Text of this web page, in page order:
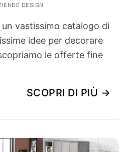
DESIGN
vastissimo catalogo di
idee per decorare
le offerte fine
SCOPRI DI PIÙ →